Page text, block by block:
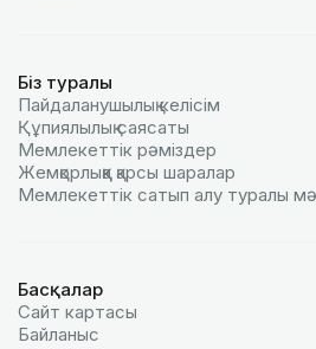
Біз туралы
Пайдаланушылық келiciм
Құпиялылық саясаты
Мемлекеттік рәміздер
Жемқорлыққа қарсы шаралар
Мемлекеттік сатып алу туралы
Басқалар
Сайт картасы
Байланыс